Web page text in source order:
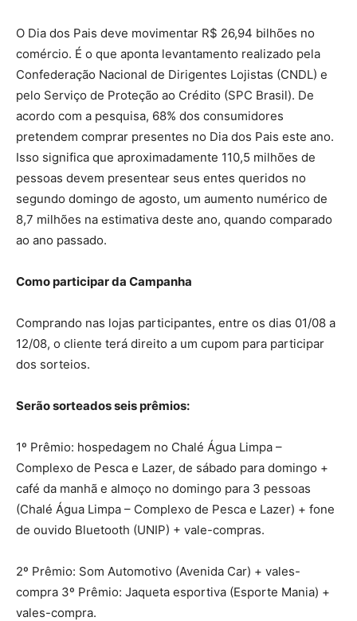
O Dia dos Pais deve movimentar R$ 26,94 bilhões no
comércio. É o que aponta levantamento realizado pela
Confederação Nacional de Dirigentes Lojistas (CNDL) e
pelo Serviço de Proteção ao Crédito (SPC Brasil). De
acordo com a pesquisa, 68% dos consumidores
pretendem comprar presentes no Dia dos Pais este ano.
Isso significa que aproximadamente 110,5 milhões de
pessoas devem presentear seus entes queridos no
segundo domingo de agosto, um aumento numérico de
8,7 milhões na estimativa deste ano, quando comparado
ao ano passado.
Como participar da Campanha
Comprando nas lojas participantes, entre os dias 01/08 a
12/08, o cliente terá direito a um cupom para participar
dos sorteios.
Serão sorteados seis prêmios:
1º Prêmio: hospedagem no Chalé Água Limpa –
Complexo de Pesca e Lazer, de sábado para domingo +
café da manhã e almoço no domingo para 3 pessoas
(Chalé Água Limpa – Complexo de Pesca e Lazer) + fone
de ouvido Bluetooth (UNIP) + vale-compras.
2º Prêmio: Som Automotivo (Avenida Car) + vales-
compra 3º Prêmio: Jaqueta esportiva (Esporte Mania) +
vales-compra.